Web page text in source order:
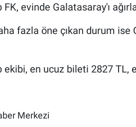
evinde Galatasaray'ı
fazla öne çıkan durum
ekibi, en ucuz bileti 2827 TL,
Merkezi